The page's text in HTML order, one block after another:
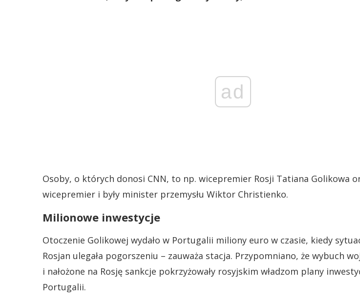
ad
Osoby, o których donosi CNN, to np. wicepremier Rosji Tatiana Golikowa
wicepremier i były minister przemysłu Wiktor Christienko.
Milionowe inwestycje
Otoczenie Golikowej wydało w Portugalii miliony euro w czasie, kiedy
Rosjan ulegała pogorszeniu – zauważa stacja. Przypomniano, że wybuch
i nałożone na Rosję sankcje pokrzyżowały rosyjskim władzom plany
Portugalii.